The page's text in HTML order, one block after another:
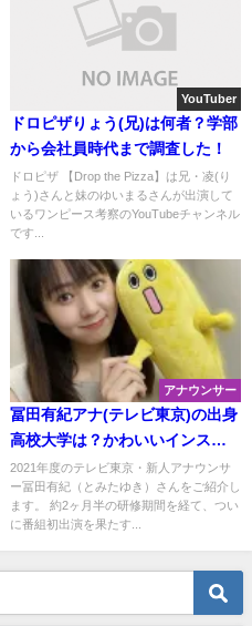
YouTuber
ドロピザりょう(兄)は何者？学部
から会社員時代まで調査した！
ドロピザ 【Drop the Pizza】は兄・凌(り
ょう)さんと妹のゆいまるさんが出演して
いるワンピース考察のYouTubeチャンネル
です...
アナウンサー
冨田有紀アナ(テレビ東京)の出身
高校大学は？かわいいインスタ
画像も
2021年度のテレビ東京・新人アナウンサ
ー冨田有紀（とみたゆき）さんをご紹介し
ます。 約2ヶ月半の研修期間を経て、つい
に番組初出演を果たす...